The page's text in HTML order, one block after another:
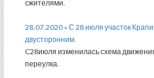
сжителями.
28.07.2020 » С 28 июля участок
двусторонним.
C28июля изменилась схема
переулка.